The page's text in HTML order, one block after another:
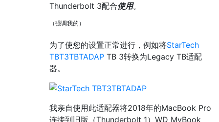
Thunderbolt 3配合使用。
（强调我的）
为了使您的设置正常进行，例如将StarTech
TBT3TBTADAP TB 3转换为Legacy TB适配
器。
我亲自使用此适配器将2018年的MacBook Pro
连接到旧版（Thunderbolt 1）WD MyBook